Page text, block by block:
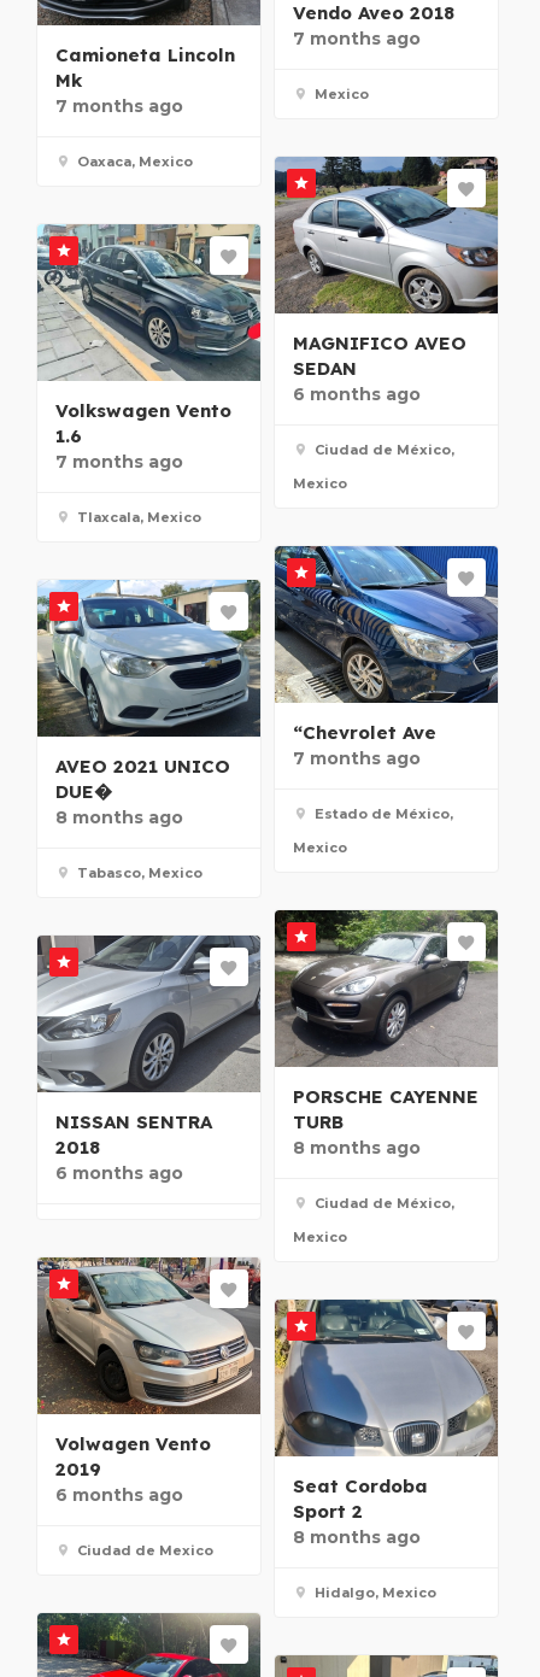
Vendo Aveo 2018
7 months ago
Mexico
Camioneta Lincoln
Mk
7 months ago
Oaxaca, Mexico
MAGNIFICO AVEO
SEDAN
6 months ago
Ciudad de México,
Mexico
Volkswagen Vento
1.6
7 months ago
Tlaxcala, Mexico
“Chevrolet Ave
7 months ago
Estado de México,
Mexico
AVEO 2021 UNICO
DUE�
8 months ago
Tabasco, Mexico
PORSCHE CAYENNE
TURB
8 months ago
Ciudad de México,
Mexico
NISSAN SENTRA
2018
6 months ago
Volwagen Vento
2019
6 months ago
Ciudad de Mexico
Seat Cordoba
Sport 2
8 months ago
Hidalgo, Mexico